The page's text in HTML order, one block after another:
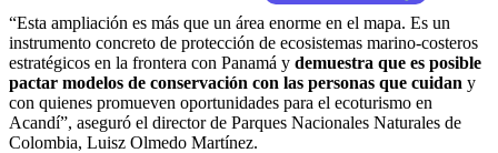
“Esta ampliación es más que un área enorme en el mapa. Es un
instrumento concreto de protección de ecosistemas marino-costeros
estratégicos en la frontera con Panamá y demuestra que es posible
pactar modelos de conservación con las personas que cuidan y
con quienes promueven oportunidades para el ecoturismo en
Acandí”, aseguró el director de Parques Nacionales Naturales de
Colombia, Luisz Olmedo Martínez.